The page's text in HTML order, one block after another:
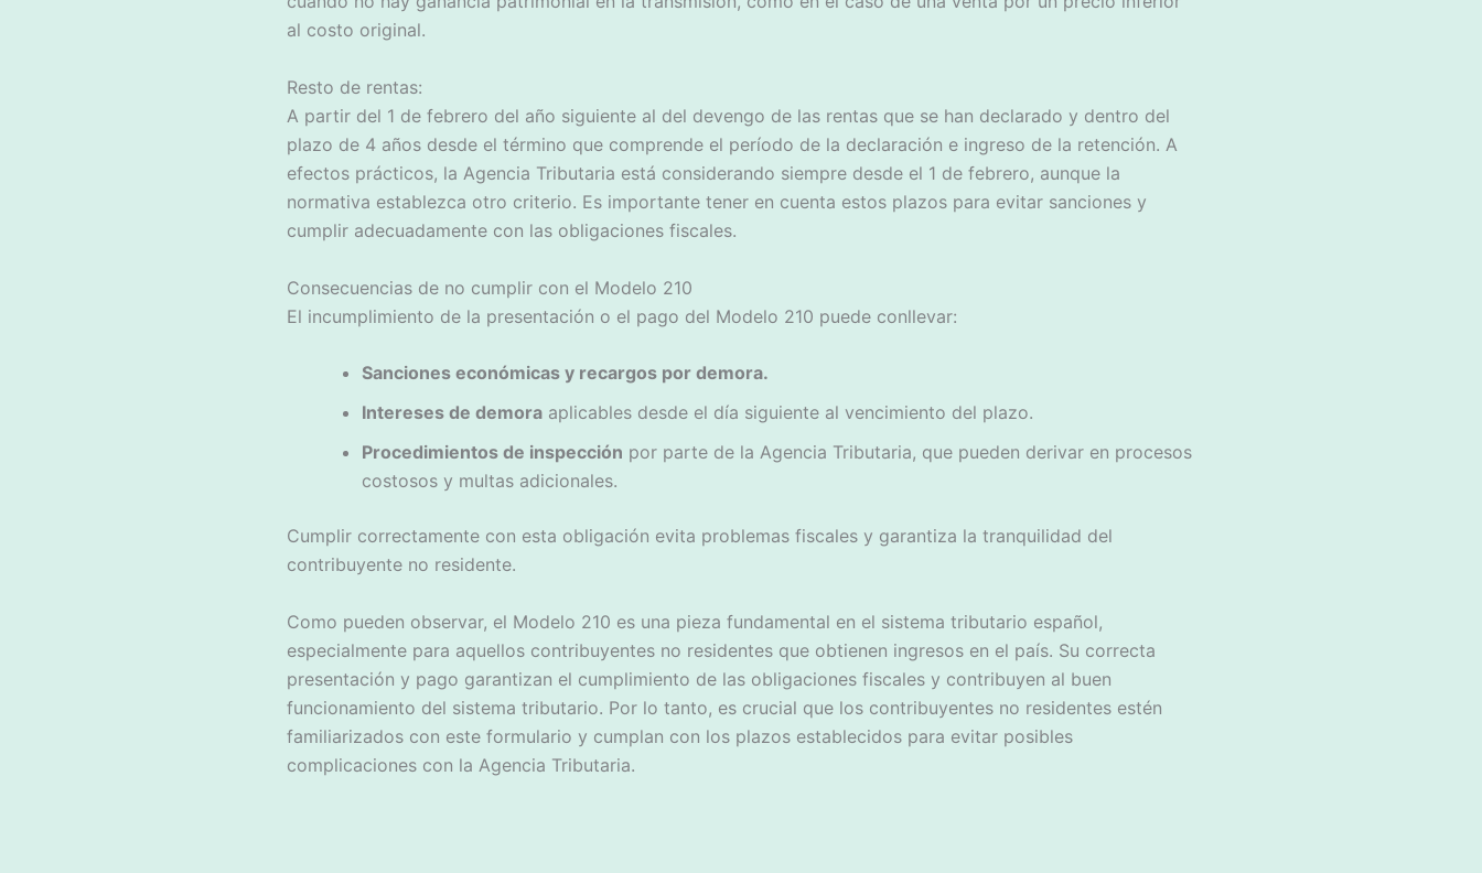
al costo original.
Resto de rentas:
A partir del 1 de febrero del año siguiente al del devengo de las rentas que se han declarado y dentro del
plazo de 4 años desde el término que comprende el período de la declaración e ingreso de la retención. A
efectos prácticos, la Agencia Tributaria está considerando siempre desde el 1 de febrero, aunque la
normativa establezca otro criterio. Es importante tener en cuenta estos plazos para evitar sanciones y
cumplir adecuadamente con las obligaciones fiscales.
Consecuencias de no cumplir con el Modelo 210
El incumplimiento de la presentación o el pago del Modelo 210 puede conllevar:
Sanciones económicas y recargos por demora.
Intereses de demora aplicables desde el día siguiente al vencimiento del plazo.
Procedimientos de inspección por parte de la Agencia Tributaria, que pueden derivar en procesos
costosos y multas adicionales.
Cumplir correctamente con esta obligación evita problemas fiscales y garantiza la tranquilidad del
contribuyente no residente.
Como pueden observar, el Modelo 210 es una pieza fundamental en el sistema tributario español,
especialmente para aquellos contribuyentes no residentes que obtienen ingresos en el país. Su correcta
presentación y pago garantizan el cumplimiento de las obligaciones fiscales y contribuyen al buen
funcionamiento del sistema tributario. Por lo tanto, es crucial que los contribuyentes no residentes estén
familiarizados con este formulario y cumplan con los plazos establecidos para evitar posibles
complicaciones con la Agencia Tributaria.